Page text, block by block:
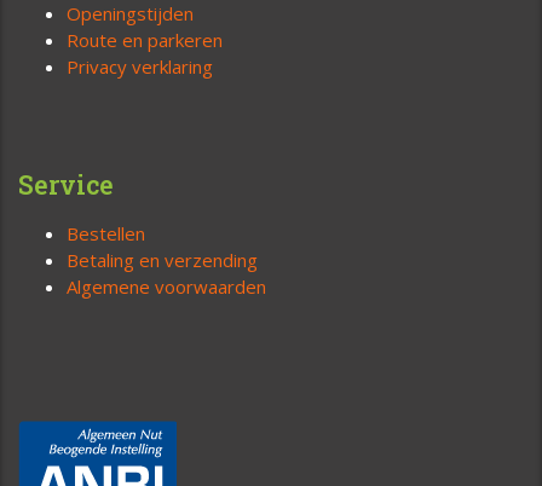
Openingstijden
Route en parkeren
Privacy verklaring
Service
Bestellen
Betaling en verzending
Algemene voorwaarden